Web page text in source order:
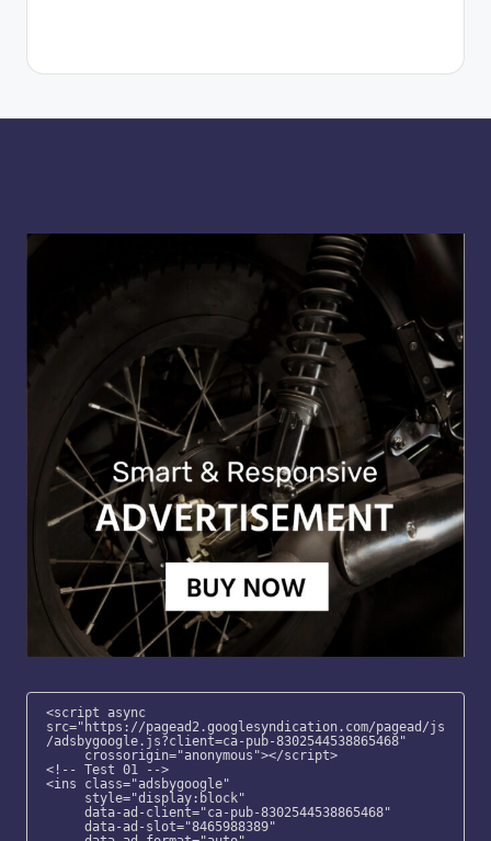
<script async
src="https://pagead2.googlesyndication.com/pagead/js
/adsbygoogle.js?client=ca-pub-8302544538865468"
<!-- Test 01 -->
<ins class="adsbygoogle"